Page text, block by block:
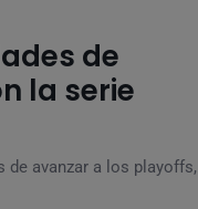
de
la serie
de avanzar a los playoffs,